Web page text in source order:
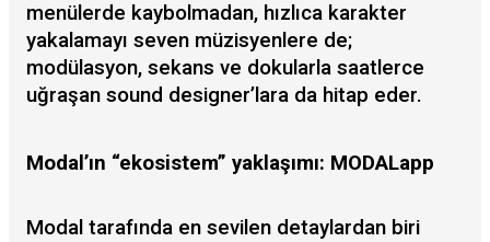
menülerde kaybolmadan, hızlıca karakter
yakalamayı seven müzisyenlere de;
modülasyon, sekans ve dokularla saatlerce
uğraşan sound designer’lara da hitap eder.
Modal’ın “ekosistem” yaklaşımı: MODALapp
Modal tarafında en sevilen detaylardan biri